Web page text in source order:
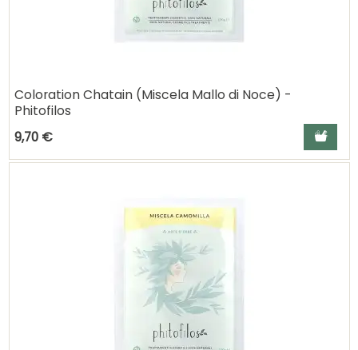
Coloration Chatain (Miscela Mallo di Noce) -
Phitofilos
9,70 €
Ajouter